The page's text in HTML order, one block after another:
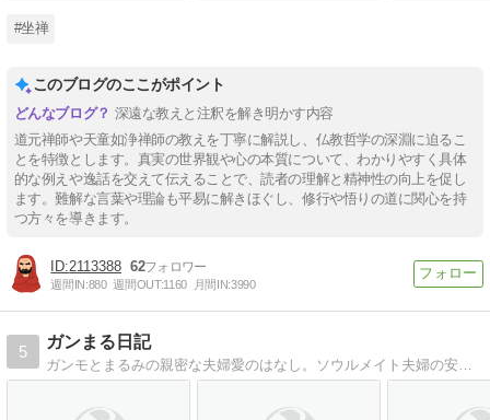
#坐禅
このブログのここがポイント
深遠な教えと注釈を解き明かす内容
道元禅師や天童如浄禅師の教えを丁寧に解説し、仏教哲学の深淵に迫るこ
とを特徴とします。真実の世界観や心の本質について、わかりやすく具体
的な例えや逸話を交えて伝えることで、読者の理解と精神性の向上を促し
ます。難解な言葉や理論も平易に解きほぐし、修行や悟りの道に関心を持
つ方々を導きます。
2113388 62
週間IN:880 週間OUT:1160 月間IN:3990
5
ガンまる日記
ガンモとまるみの親密な夫婦愛のはなし。ソウルメイト夫婦の安定した愛情を日々綴っています。